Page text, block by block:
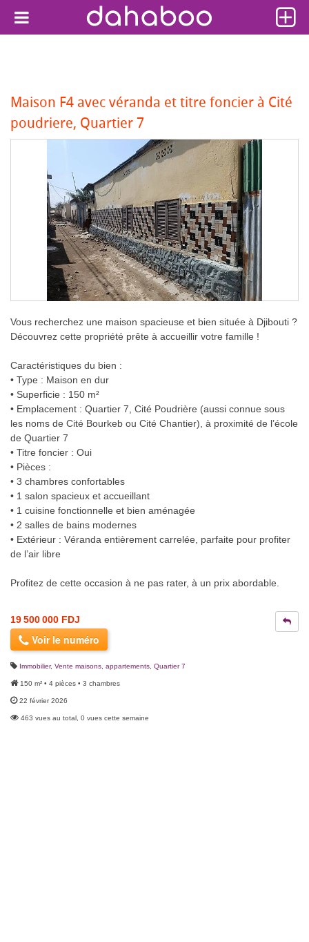
Maison F4 avec véranda et titre foncier à Cité
poudriere, Quartier 7
Vous recherchez une maison spacieuse et bien située à Djibouti ?
Découvrez cette propriété prête à accueillir votre famille !
Caractéristiques du bien :
• Type : Maison en dur
• Superficie : 150 m²
• Emplacement : Quartier 7, Cité Poudrière (aussi connue sous
les noms de Cité Bourkeb ou Cité Chantier), à proximité de l’école
de Quartier 7
• Titre foncier : Oui
• Pièces :
• 3 chambres confortables
• 1 salon spacieux et accueillant
• 1 cuisine fonctionnelle et bien aménagée
• 2 salles de bains modernes
• Extérieur : Véranda entièrement carrelée, parfaite pour profiter
de l’air libre
Profitez de cette occasion à ne pas rater, à un prix abordable.
19 500 000 FDJ
Voir le numéro
Immobilier, Vente maisons, appartements Quartier 7
150 m² • 4 pièces • 3 chambres
22 février 2026
463 vues au total, 0 vues cette semaine